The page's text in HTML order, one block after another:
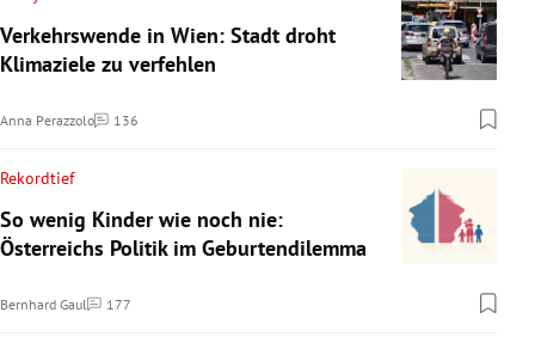
Verkehrswende in Wien: Stadt droht
Klimaziele zu verfehlen
Anna Perazzolo 136
Kommentare
Rekordtief
So wenig Kinder wie noch nie:
Österreichs Politik im Geburtendilemma
Bernhard Gaul 177
Kommentare